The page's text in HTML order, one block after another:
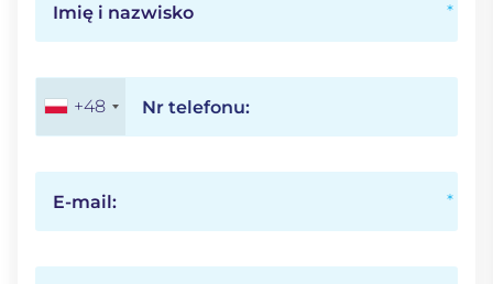
Imię i nazwisko
Nr telefonu:
+48
E-mail: